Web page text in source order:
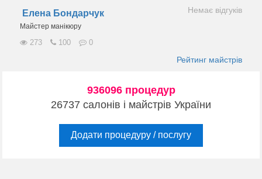
Елена Бондарчук
Майстер манікюру
273 100 0
Немає відгуків
Рейтинг майстрів
936096 процедур
26737 салонів і майстрів України
Додати процедуру / послугу